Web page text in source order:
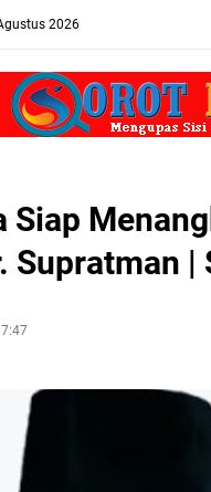
2026
Siap
Supratman |